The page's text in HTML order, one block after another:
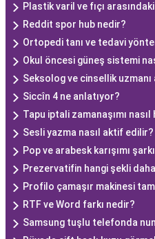
Plastik varil ve fıçı
Reddit spor hub nedir?
Ortopedi tanı ve tedavi
Okul öncesi güneş sistemi
Seksolog ve cinsellik uzmanı
Siccîn 4 ne anlatıyor?
Tapu iptali zamanaşımı nasıl
Sesli yazma nasıl aktif edilir?
Pop ve arabesk karışımı
Prezervatifin hangi şekli
Profilo çamaşır makinesi
RTF ve Word farkı nedir?
Samsung tuşlu telefonda